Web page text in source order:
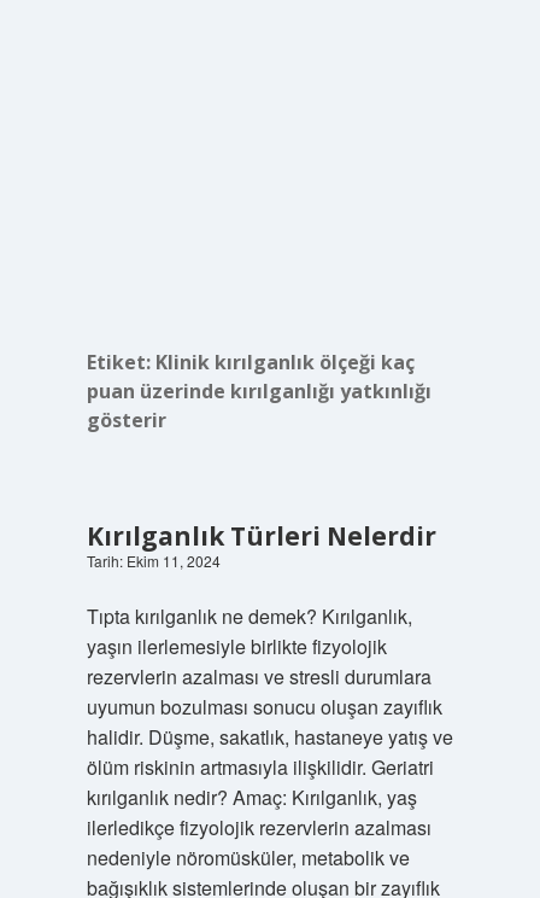
Etiket: Klinik kırılganlık ölçeği kaç
puan üzerinde kırılganlığı yatkınlığı
gösterir
Kırılganlık Türleri Nelerdir
Tarih: Ekim 11, 2024
Tıpta kırılganlık ne demek? Kırılganlık,
yaşın ilerlemesiyle birlikte fizyolojik
rezervlerin azalması ve stresli durumlara
uyumun bozulması sonucu oluşan zayıflık
halidir. Düşme, sakatlık, hastaneye yatış ve
ölüm riskinin artmasıyla ilişkilidir. Geriatri
kırılganlık nedir? Amaç: Kırılganlık, yaş
ilerledikçe fizyolojik rezervlerin azalması
nedeniyle nöromüsküler, metabolik ve
bağışıklık sistemlerinde oluşan bir zayıflık